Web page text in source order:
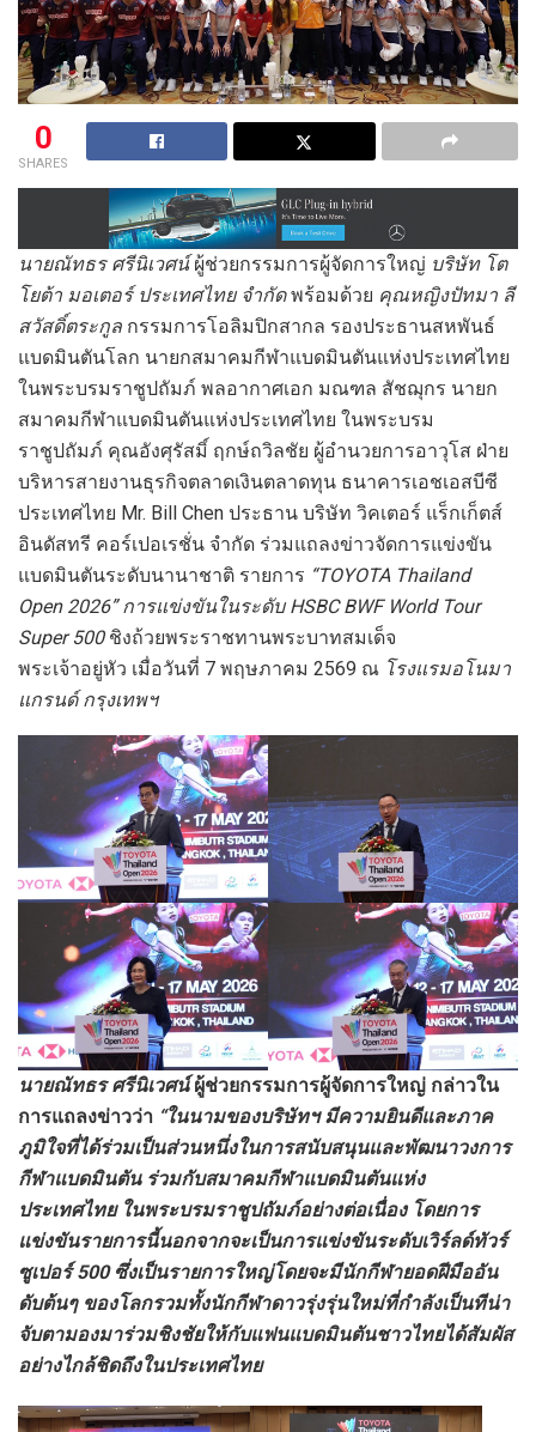
0
SHARES
นายณัทธร ศรีนิเวศน์ ผู้ช่วยกรรมการผู้จัดการใหญ่ บริษัท โต
โยต้า มอเตอร์ ประเทศไทย จำกัดพร้อมด้วย คุณหญิงปัทมา ลี
สวัสดิ์ตระกูล กรรมการโอลิมปิกสากล รองประธานสหพันธ์
แบดมินตันโลก นายกสมาคมกีฬาแบดมินตันแห่งประเทศไทย
ในพระบรมราชูปถัมภ์ พลอากาศเอก มณฑล สัชฌุกร นายก
สมาคมกีฬาแบดมินตันแห่งประเทศไทย ในพระบรม
ราชูปถัมภ์ คุณอังศุรัสมิ์ ฤกษ์ถวิลชัย ผู้อำนวยการอาวุโส ฝ่าย
บริหารสายงานธุรกิจตลาดเงินตลาดทุน ธนาคารเอชเอสบีซี
ประเทศไทย Mr. Bill Chen ประธาน บริษัท วิคเตอร์ แร็กเก็ตส์
อินดัสทรี คอร์เปอเรชั่น จำกัด ร่วมแถลงข่าวจัดการแข่งขัน
แบดมินตันระดับนานาชาติ รายการ “TOYOTA Thailand
Open 2026” การแข่งขันในระดับ HSBC BWF World Tour
Super 500 ชิงถ้วยพระราชทานพระบาทสมเด็จ
พระเจ้าอยู่หัว เมื่อวันที่ 7 พฤษภาคม 2569 ณ โรงแรมอโนมา
แกรนด์ กรุงเทพฯ
นายณัทธร ศรีนิเวศน์ผู้ช่วยกรรมการผู้จัดการใหญ่ กล่าวใน
การแถลงข่าวว่า “ในนามของบริษัทฯมีความยินดีและภาค
ภูมิใจที่ได้ร่วมเป็นส่วนหนึ่งในการสนับสนุนและพัฒนาวงการ
กีฬาแบดมินตัน ร่วมกับสมาคมกีฬาแบดมินตันแห่ง
ประเทศไทย ในพระบรมราชูปถัมภ์อย่างต่อเนื่อง โดยการ
แข่งขันรายการนี้นอกจากจะเป็นการแข่งขันระดับเวิร์ลด์ทัวร์
ซูเปอร์500ซึ่งเป็นรายการใหญ่โดยจะมีนักกีฬายอดฝีมืออัน
ดับต้นๆ ของโลกรวมทั้งนักกีฬาดาวรุ่งรุ่นใหม่ที่กำลังเป็นทีน่า
จับตามองมาร่วมชิงชัยให้กับแฟนแบดมินตันชาวไทยได้สัมผัส
อย่างไกล้ชิดถึงในประเทศไทย